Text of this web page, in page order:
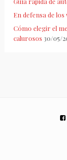
En defensa de
Cómo elegir el
calurosos 30/05/